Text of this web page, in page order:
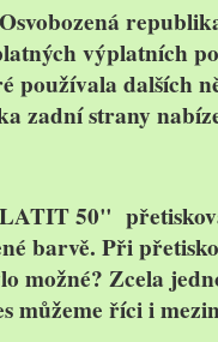
Osvobozená
výplatních
dalších
zadní strany
50"
barvě. Při
možné? Zcela
můžeme říci i